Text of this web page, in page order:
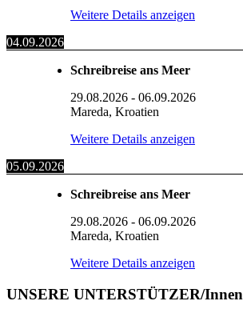
Weitere Details anzeigen
04.09.2026
Schreibreise ans Meer
29.08.2026 - 06.09.2026
Mareda, Kroatien
Weitere Details anzeigen
05.09.2026
Schreibreise ans Meer
29.08.2026 - 06.09.2026
Mareda, Kroatien
Weitere Details anzeigen
UNSERE UNTERSTÜTZER/Innen